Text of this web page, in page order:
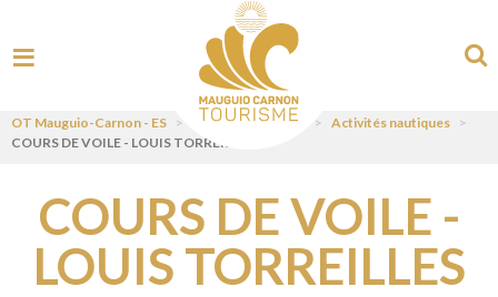
OT Mauguio-Carnon - ES > Visit > Pratiquer > Activités nautiques >
COURS DE VOILE - LOUIS TORREILLES
COURS DE VOILE -
LOUIS TORREILLES